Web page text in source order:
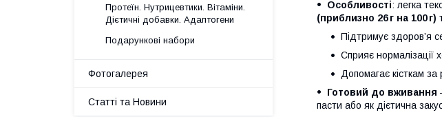
Особливості: легка
(приблизно 26 г на 100 г)
Підтримує здоров’я
Сприяє нормалізації
Допомагає кісткам за
Готовий до вживання
пасти або як дієтична
Протеїн. Нутрицевтики. Вітаміни.
Дієтичні добавки. Адаптогени
Подарункові набори
Фотогалерея
Статті та Новини